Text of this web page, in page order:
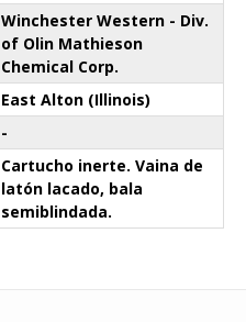
Winchester Western - Div.
of Olin Mathieson
Chemical Corp.
East Alton (Illinois)
-
Cartucho inerte. Vaina de
latón lacado, bala
semiblindada.